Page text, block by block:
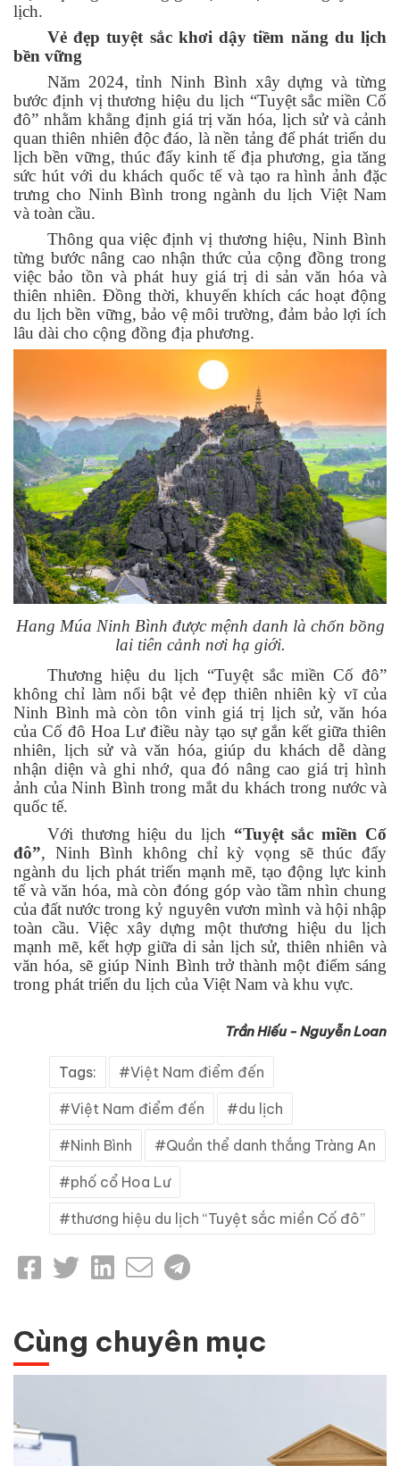
lịch.
Vẻ đẹp tuyệt sắc khơi dậy tiềm năng du lịch
bền vững
Năm 2024, tỉnh Ninh Bình xây dựng và từng
bước định vị thương hiệu du lịch “Tuyệt sắc miền Cố
đô” nhằm khẳng định giá trị văn hóa, lịch sử và cảnh
quan thiên nhiên độc đáo, là nền tảng để phát triển du
lịch bền vững, thúc đẩy kinh tế địa phương, gia tăng
sức hút với du khách quốc tế và tạo ra hình ảnh đặc
trưng cho Ninh Bình trong ngành du lịch Việt Nam
và toàn cầu.
Thông qua việc định vị thương hiệu, Ninh Bình
từng bước nâng cao nhận thức của cộng đồng trong
việc bảo tồn và phát huy giá trị di sản văn hóa và
thiên nhiên. Đồng thời, khuyến khích các hoạt động
du lịch bền vững, bảo vệ môi trường, đảm bảo lợi ích
lâu dài cho cộng đồng địa phương.
Hang Múa Ninh Bình được mệnh danh là chốn bồng
lai tiên cảnh nơi hạ giới.
Thương hiệu du lịch “Tuyệt sắc miền Cố đô”
không chỉ làm nổi bật vẻ đẹp thiên nhiên kỳ vĩ của
Ninh Bình mà còn tôn vinh giá trị lịch sử, văn hóa
của Cố đô Hoa Lư điều này tạo sự gắn kết giữa thiên
nhiên, lịch sử và văn hóa, giúp du khách dễ dàng
nhận diện và ghi nhớ, qua đó nâng cao giá trị hình
ảnh của Ninh Bình trong mắt du khách trong nước và
quốc tế.
Với thương hiệu du lịch “Tuyệt sắc miền Cố
đô”, Ninh Bình không chỉ kỳ vọng sẽ thúc đẩy
ngành du lịch phát triển mạnh mẽ, tạo động lực kinh
tế và văn hóa, mà còn đóng góp vào tầm nhìn chung
của đất nước trong kỷ nguyên vươn mình và hội nhập
toàn cầu. Việc xây dựng một thương hiệu du lịch
mạnh mẽ, kết hợp giữa di sản lịch sử, thiên nhiên và
văn hóa, sẽ giúp Ninh Bình trở thành một điểm sáng
trong phát triển du lịch của Việt Nam và khu vực.
Trần Hiếu - Nguyễn Loan
Tags: Việt Nam điểm đến
Việt Nam điểm đến du lịch
Ninh Bình Quần thể danh thắng Tràng An
phố cổ Hoa Lư
thương hiệu du lịch “Tuyệt sắc miền Cố đô”
Cùng chuyên mục